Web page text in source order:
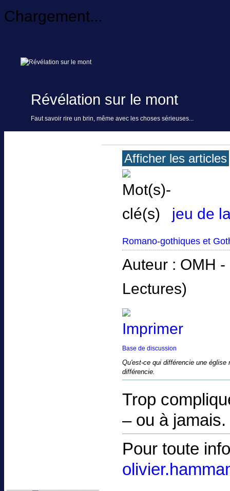
Chargement...
Révélation sur le mont
Faut savoir rire un brin, même avec les choses sérieuses...
Afficher les articles
jeu de
Romano-gothiques et
Auteur : OMH
Lectures)
Base de discussion
Qu'est-ce qui différencie une
différencie.
Trop
– ou à jamais.
Pour toute